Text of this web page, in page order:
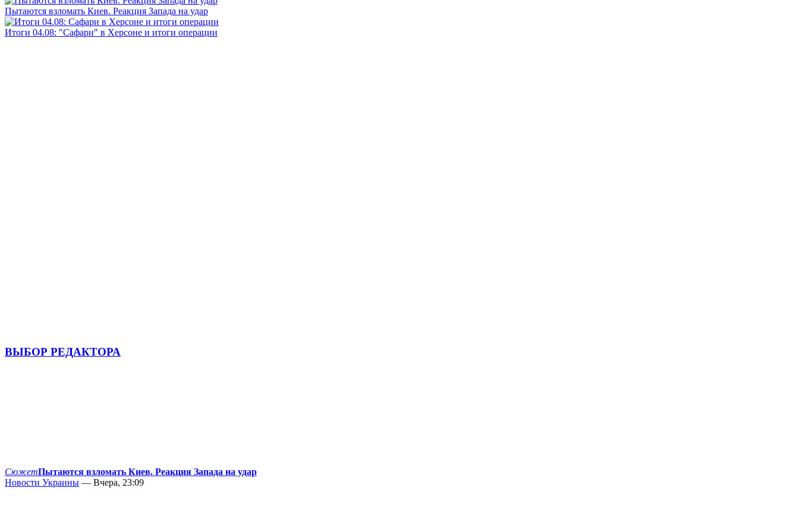
Пытаются взломать Киев. Реакция Запада на удар
Итоги 04.08: "Сафари" в Херсоне и итоги операции
ВЫБОР РЕДАКТОРА
СюжетПытаются взломать Киев. Реакция Запада на удар
Новости Украины — Вчера, 23:09